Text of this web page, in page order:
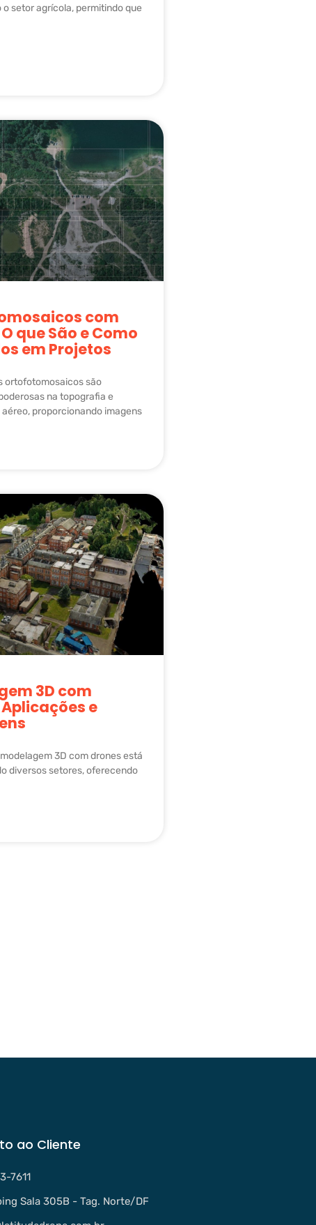
setor agrícola, permitindo que
com
que São e Como
em Projetos
ortofotomosaicos são
na topografia e
proporcionando imagens
3D com
e
3D com drones está
diversos setores, oferecendo
ao Cliente
7611
Sala 305B - Tag. Norte/DF